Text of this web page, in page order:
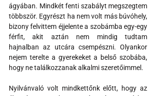
ágyában. Mindkét fenti szabályt megszegtem
többször. Egyrészt ha nem volt más búvóhely,
bizony felvittem éjjelente a szobámba egy-egy
férfit, akit aztán nem mindig tudtam
hajnalban az utcára csempészni. Olyankor
nejem terelte a gyerekeket a belső szobába,
hogy ne találkozzanak alkalmi szeretőimmel.
Nyilvánvaló volt mindkettőnk előtt, hogy az